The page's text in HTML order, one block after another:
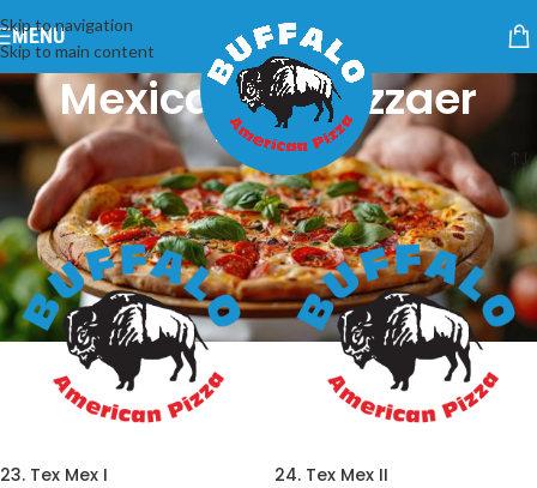
Skip to navigation
Skip to main content
MENU
Mexicanske Pizzaer
Kategorier
Forside/Mexicanske Pizzaer
23. Tex Mex I 24. Tex Mex II